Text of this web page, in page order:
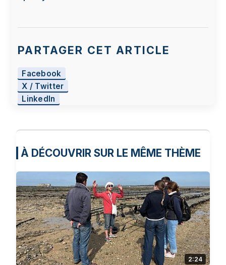
PARTAGER CET ARTICLE
Facebook
X / Twitter
LinkedIn
À DÉCOUVRIR SUR LE MÊME THÈME
2:24